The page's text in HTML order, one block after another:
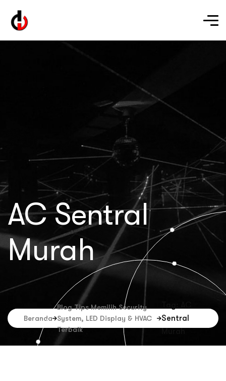
AC Sentral
Murah
Beranda
Blog Tips Memilih Security
System, LED Display & HVAC
Terbaik
Sentral